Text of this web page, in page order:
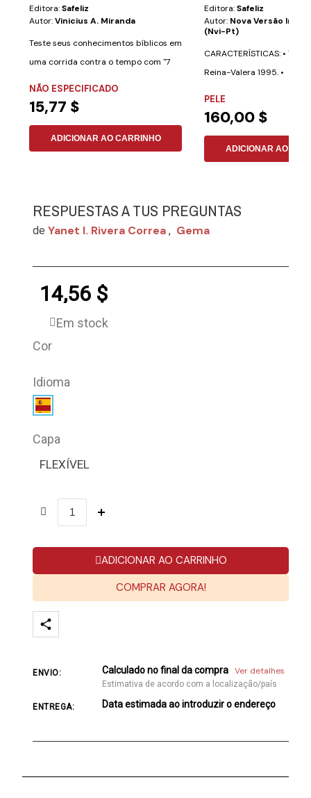
Editora:Safeliz
Autor:Vinicius A. Miranda
Teste seus conhecimentos bíblicos em
uma corrida contra o tempo com "7
NÃO ESPECIFICADO
15,77 $
ADICIONAR AO CARRINHO
Editora:Safeliz
Autor: Nova Versão
(nvi-Pt)
CARACTERÍSTICAS: •
Reina-Valera 1995. •
PELE
160,00 $
ADICIONAR AO
RESPUESTAS A TUS PREGUNTAS
deYanet I. Rivera Correa , Gema
14,56 $
Em stock
Cor
Idioma
Capa
FLEXÍVEL
ADICIONAR AO CARRINHO
COMPRAR AGORA!
ENVIO: Calculado no final da compra Ver detalhes
Estimativa de acordo com a localização/país
ENTREGA: Data estimada ao introduzir o endereço